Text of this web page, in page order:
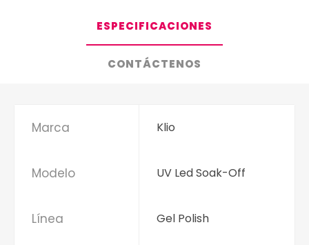
ESPECIFICACIONES
CONTÁCTENOS
Marca Klio
Modelo UV Led Soak-Off
Línea Gel Polish